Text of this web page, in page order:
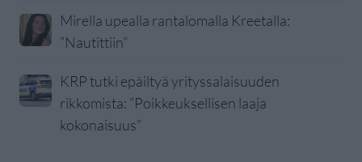
Mirella upealla rantalomalla Kreetalla:
”Nautittiin”
KRP tutki epäiltyä yrityssalaisuuden
rikkomista: ”Poikkeuksellisen laaja
kokonaisuus”